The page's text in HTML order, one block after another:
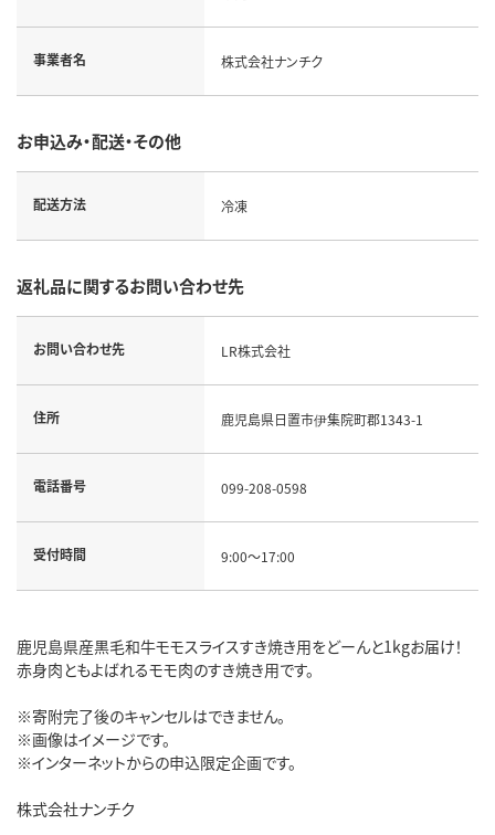
事業者名 株式会社ナンチク
お申込み・配送・その他
配送方法 冷凍
返礼品に関するお問い合わせ先
お問い合わせ先 LR株式会社
住所 鹿児島県日置市伊集院町郡1343-1
電話番号 099-208-0598
受付時間 9:00～17:00
鹿児島県産黒毛和牛モモスライスすき焼き用をどーんと1kgお届け！
赤身肉ともよばれるモモ肉のすき焼き用です。
※寄附完了後のキャンセルはできません。
※画像はイメージです。
※インターネットからの申込限定企画です。
株式会社ナンチク